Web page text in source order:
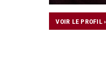
VOIR LE PROFIL ›